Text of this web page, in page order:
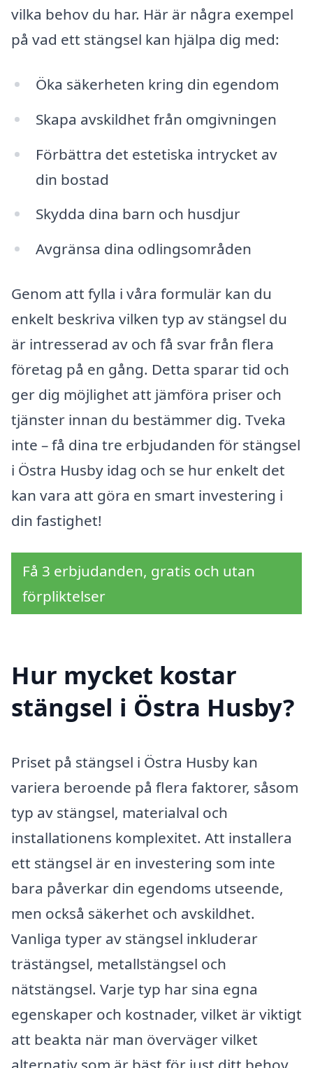
vilka behov du har. Här är några exempel
på vad ett stängsel kan hjälpa dig med:
Öka säkerheten kring din egendom
Skapa avskildhet från omgivningen
Förbättra det estetiska intrycket av
din bostad
Skydda dina barn och husdjur
Avgränsa dina odlingsområden
Genom att fylla i våra formulär kan du
enkelt beskriva vilken typ av stängsel du
är intresserad av och få svar från flera
företag på en gång. Detta sparar tid och
ger dig möjlighet att jämföra priser och
tjänster innan du bestämmer dig. Tveka
inte – få dina tre erbjudanden för stängsel
i Östra Husby idag och se hur enkelt det
kan vara att göra en smart investering i
din fastighet!
Få 3 erbjudanden, gratis och utan
förpliktelser
Hur mycket kostar
stängsel i Östra Husby?
Priset på stängsel i Östra Husby kan
variera beroende på flera faktorer, såsom
typ av stängsel, materialval och
installationens komplexitet. Att installera
ett stängsel är en investering som inte
bara påverkar din egendoms utseende,
men också säkerhet och avskildhet.
Vanliga typer av stängsel inkluderar
trästängsel, metallstängsel och
nätstängsel. Varje typ har sina egna
egenskaper och kostnader, vilket är viktigt
att beakta när man överväger vilket